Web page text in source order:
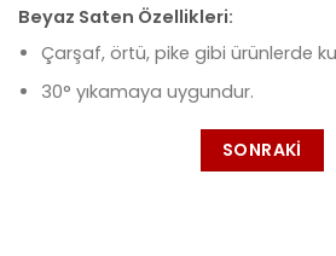
Beyaz Saten Özellikleri:
Çarşaf, örtü, pike gibi ürünlerde
30° yıkamaya uygundur.
SONRAKI